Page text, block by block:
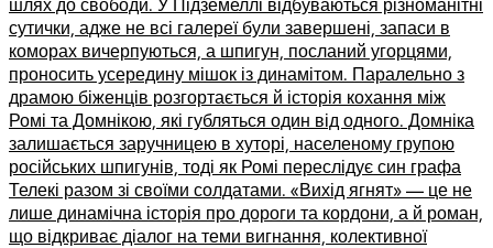
сутички, адже не всі галереї були завершені, запаси в
коморах вичерпуються, а шпигун, посланий угорцями,
проносить усередину мішок із динамітом. Паралельно з
драмою біженців розгортається й історія кохання між
Ромі та Домнікою, які губляться один від одного. Домніка
залишається заручницею в хуторі, населеному групою
російських шпигунів, тоді як Ромі переслідує син графа
Телекі разом зі своїми солдатами. «Вихід ягнят» — це не
лише динамічна історія про дороги та кордони, а й роман,
що відкриває діалог на теми вигнання, колективної